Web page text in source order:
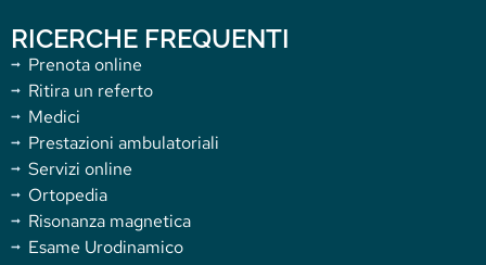
RICERCHE FREQUENTI
Prenota online
Ritira un referto
Medici
Prestazioni ambulatoriali
Servizi online
Ortopedia
Risonanza magnetica
Esame Urodinamico